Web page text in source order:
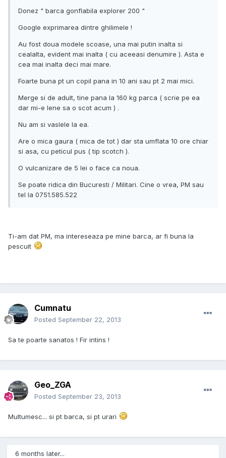
Donez " barca gonflabila explorer 200 "
Google exprimarea dintre ghilimele !
Au fost doua modele scoase, una mai putin inalta si
cealalta, evident mai inalta ( cu aceeasi denumire ). Asta e
cea mai inalta deci mai mare.
Foarte buna pt un copil pana in 10 ani sau pt 2 mai mici.
Merge si de adult, tine pana la 160 kg parca ( scrie pe ea
dar mi-e lene sa o scot acum ) .
Nu am si vaslele la ea.
Are o mica gaura ( mica de tot ) dar sta umflata 10 ore chiar
si asa, cu peticul pus ( tip scotch ).
O vulcanizare de 5 lei o face ca noua.
Se poate ridica din Bucuresti / Militari. Cine o vrea, PM sau
tel la 0751.585.522
Ti-am dat PM, ma intereseaza pe mine barca, ar fi buna la
pescuit
Cumnatu
Posted September 22, 2013
Sa te poarte sanatos ! Fir intins !
Geo_ZGA
Posted September 23, 2013
Multumesc... si pt barca, si pt urari
6 months later...